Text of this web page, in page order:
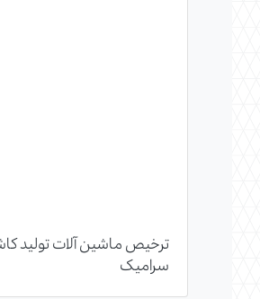
ترخیص ماشین آلات تولید
سرامیک